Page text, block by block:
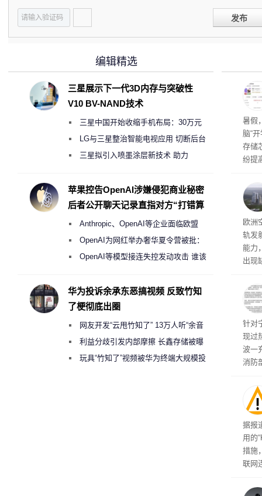
发布
暑假
脑“
存储
纷提
箭
欧洲
轨发
能力
出现
临
当下
载
事
针对
现过
波一
消防
门
据报
用的
措施
联网
在
编辑精选
三星展示下一代3D内存与突破性
V10 BV-NAND技术
三星中国开始收缩手机布局：30万元
月销售额不达标门店 将被逐步清退
LG与三星整治智能电视应用 切断后台
偷偷共享带宽的违规行为
三星拟引入喷墨涂层新技术 助力
度
苹果控告OpenAI涉嫌侵犯商业秘密
后者公开聊天记录直指对方“打错算
Anthropic、OpenAI等企业面临欧盟
《人工智能法案》全新执法权限审查
OpenAI为网红举办奢华夏令营被批：
2000美元一晚 遭讽“反乌托邦”
OpenAI等模型接连失控发动攻击 谁该
华为投诉余承东恶搞视频 反致竹知
了梗彻底出圈
网友开发“云甩竹知了” 13万人听“余音
绕梁”利益分歧引发内部摩擦 长鑫存储被曝
曾将华为驻场工程师驱逐出研发基地
玩具“竹知了”视频被华为终端大规模投